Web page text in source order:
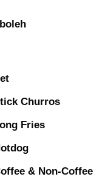
Churros
Fries
& Non-Coffee